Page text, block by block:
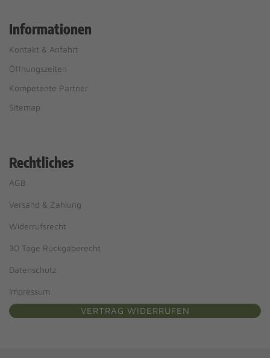
Informationen
Kontakt & Anfahrt
Öffnungszeiten
Kompetente Partner
Sitemap
Rechtliches
AGB
Versand & Zahlung
Widerrufsrecht
30 Tage Rückgaberecht
Datenschutz
Impressum
VERTRAG WIDERRUFEN